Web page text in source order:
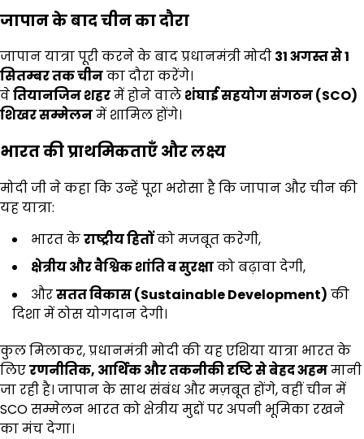
जापान के बाद चीन का दौरा
जापान यात्रा पूरी करने के बाद प्रधानमंत्री मोदी 31अगस्त से 1
सितम्बर तक चीनका दौरा करेंगे।
वेतियानजिन शहरमें होने वाले शंघाई सहयोग संगठन (SCO)
शिखर सम्मेलनमें शामिल होंगे।
भारत की प्राथमिकताएँ और लक्ष्य
मोदी जी ने कहा कि उन्हें पूरा भरोसा है कि जापान और चीन की
यह यात्रा:
भारत केराष्ट्रीय हितोंको मजबूत करेगी,
क्षेत्रीय और वैश्विक शांति व सुरक्षाको बढ़ावा देगी,
औरसतत विकास (Sustainable Development) की
दिशा में ठोस योगदान देगी।
कुल मिलाकर, प्रधानमंत्री मोदी की यह एशिया यात्रा भारत के
लिएरणनीतिक, आर्थिक और तकनीकी दृष्टि से बेहद अहममानी
जा रही है। जापान के साथ संबंध और मज़बूत होंगे, वहीं चीन में
SCO सम्मेलन भारत को क्षेत्रीय मुद्दों पर अपनी भूमिका रखने
का मंच देगा।